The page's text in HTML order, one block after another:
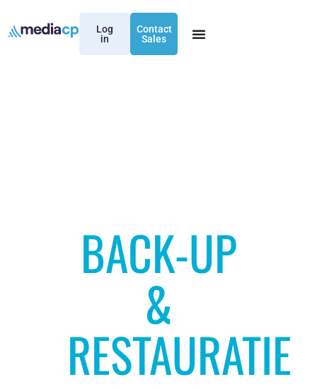
Log
in
Contact
Sales
BACK-UP
&
RESTAURATIE